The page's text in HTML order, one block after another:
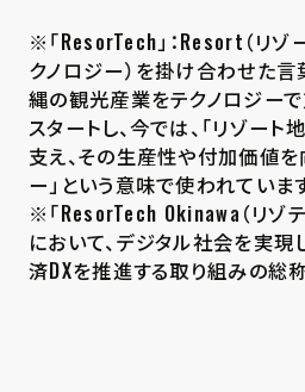
※「ResorTech」：Resort（リゾ
クノロジー）を掛け合わせた言
縄の観光産業をテクノロジー
スタートし、今では、「リゾー
支え、その生産性や付加価値
ー」という意味で使われていま
※「ResorTech Okinawa（リゾ
において、デジタル社会を実現
済DXを推進する取り組みの総称